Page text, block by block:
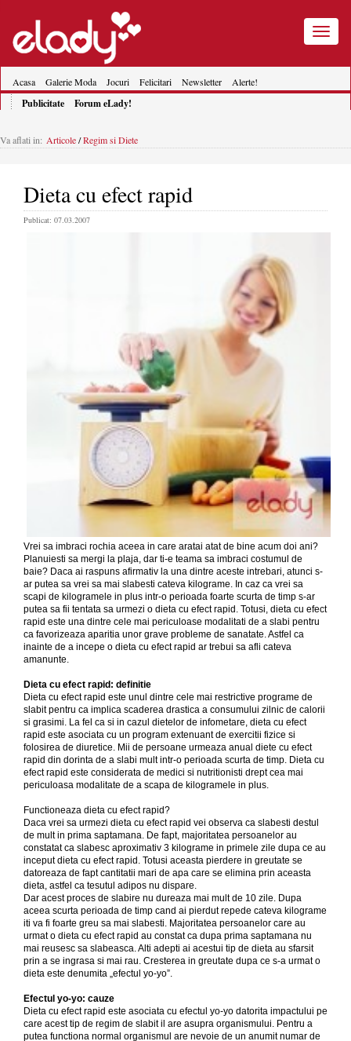
Toggle
Acasa Galerie Moda Jocuri Felicitari Newsletter Alerte!
Publicitate Forum eLady!
Va aflati in: Articole/Regim si Diete
Dieta cu efect rapid
Publicat: 07.03.2007
Vrei sa imbraci rochia aceea in care aratai atat de bine acum doi ani?
Planuiesti sa mergi la plaja, dar ti-e teama sa imbraci costumul de
baie? Daca ai raspuns afirmativ la una dintre aceste intrebari, atunci s-
ar putea sa vrei sa mai slabesti cateva kilograme. In caz ca vrei sa
scapi de kilogramele in plus intr-o perioada foarte scurta de timp s-ar
putea sa fii tentata sa urmezi o dieta cu efect rapid. Totusi, dieta cu efect
rapid este una dintre cele mai periculoase modalitati de a slabi pentru
ca favorizeaza aparitia unor grave probleme de sanatate. Astfel ca
inainte de a incepe o dieta cu efect rapid ar trebui sa afli cateva
amanunte.
Dieta cu efect rapid: definitie
Dieta cu efect rapid este unul dintre cele mai restrictive programe de
slabit pentru ca implica scaderea drastica a consumului zilnic de calorii
si grasimi. La fel ca si in cazul dietelor de infometare, dieta cu efect
rapid este asociata cu un program extenuant de exercitii fizice si
folosirea de diuretice. Mii de persoane urmeaza anual diete cu efect
rapid din dorinta de a slabi mult intr-o perioada scurta de timp. Dieta cu
efect rapid este considerata de medici si nutritionisti drept cea mai
periculoasa modalitate de a scapa de kilogramele in plus.
Functioneaza dieta cu efect rapid?
Daca vrei sa urmezi dieta cu efect rapid vei observa ca slabesti destul
de mult in prima saptamana. De fapt, majoritatea persoanelor au
constatat ca slabesc aproximativ 3 kilograme in primele zile dupa ce au
inceput dieta cu efect rapid. Totusi aceasta pierdere in greutate se
datoreaza de fapt cantitatii mari de apa care se elimina prin aceasta
dieta, astfel ca tesutul adipos nu dispare.
Dar acest proces de slabire nu dureaza mai mult de 10 zile. Dupa
aceea scurta perioada de timp cand ai pierdut repede cateva kilograme
iti va fi foarte greu sa mai slabesti. Majoritatea persoanelor care au
urmat o dieta cu efect rapid au constat ca dupa prima saptamana nu
mai reusesc sa slabeasca. Alti adepti ai acestui tip de dieta au sfarsit
prin a se ingrasa si mai rau. Cresterea in greutate dupa ce s-a urmat o
dieta este denumita „efectul yo-yo”.
Efectul yo-yo: cauze
Dieta cu efect rapid este asociata cu efectul yo-yo datorita impactului pe
care acest tip de regim de slabit il are asupra organismului. Pentru a
putea functiona normal organismul are nevoie de un anumit numar de